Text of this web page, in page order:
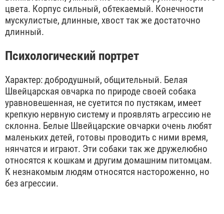
цвета. Корпус сильный, обтекаемый. Конечности
мускулистые, длинные, хвост так же достаточно
длинный.
Психологический портрет
Характер: добродушный, общительный. Белая
Швейцарская овчарка по природе своей собака
уравновешенная, не суетится по пустякам, имеет
крепкую нервную систему и проявлять агрессию не
склонна. Белые Швейцарские овчарки очень любят
маленьких детей, готовы проводить с ними время,
нянчатся и играют. Эти собаки так же дружелюбно
относятся к кошкам и другим домашним питомцам.
К незнакомым людям относятся настороженно, но
без агрессии.